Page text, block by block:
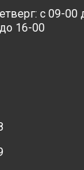
с 09-00
16-00